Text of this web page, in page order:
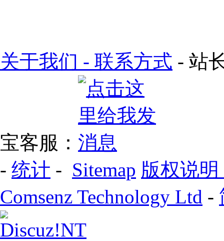
关于我们 - 联系方式 - 站
宝客服：
- 统计 - Sitemap 版权说明
Comsenz Technology Ltd -